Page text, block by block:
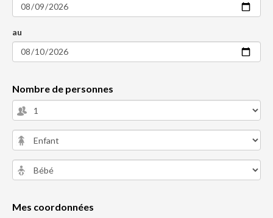
au
Nombre de personnes
Mes coordonnées